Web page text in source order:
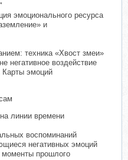
эмоционального ресурса
и
техника «Хвост змеи»
негативное воздействие
Карты эмоций
линии времени
воспоминаний
негативных эмоций
прошлого